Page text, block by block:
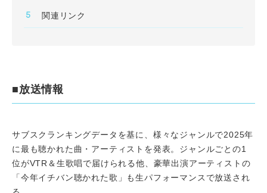
関連リンク
■放送情報
サブスクランキングデータを基に、様々なジャンルで2025年
に最も聴かれた曲・アーティストを発表。ジャンルごとの1
位がVTR＆生歌唱で届けられる他、豪華出演アーティストの
「今年イチバン聴かれた歌」も生パフォーマンスで放送され